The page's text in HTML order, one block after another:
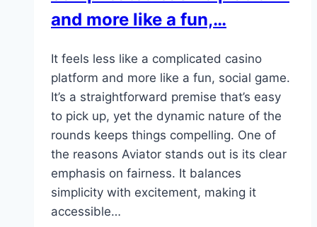
and more like a fun,…
It feels less like a complicated casino
platform and more like a fun, social game.
It’s a straightforward premise that’s easy
to pick up, yet the dynamic nature of the
rounds keeps things compelling. One of
the reasons Aviator stands out is its clear
emphasis on fairness. It balances
simplicity with excitement, making it
accessible…